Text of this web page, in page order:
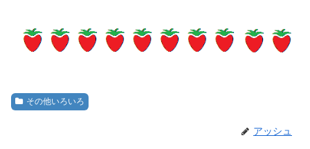
その他いろいろ
アッシュ